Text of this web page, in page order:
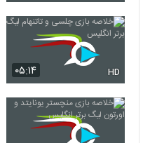
۰۵:۱۴ HD